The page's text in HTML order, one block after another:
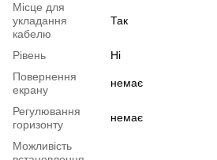
Місце для
укладання
кабелю
Так
Рівень
Ні
Повернення
екрану
немає
Регулювання
горизонту
немає
Можливість